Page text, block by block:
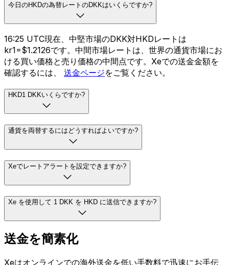
今日のHKDの為替レートのDKKはいくらですか?
16:25 UTC現在、中堅市場のDKK対HKDレートは
kr1=$1.2126です。中間市場レートは、世界の通貨市場にお
ける買い価格と売り価格の中間点です。Xeでの送金金額を
確認するには、 送金ページをご覧ください。
HKD1 DKKいくらですか?
通貨を両替するにはどうすればよいですか?
Xeでレートアラートを設定できますか?
Xe を使用して 1 DKK を HKD に送信できますか?
送金を簡素化
Xeはオンラインでの海外送金を低い手数料で迅速にお手伝